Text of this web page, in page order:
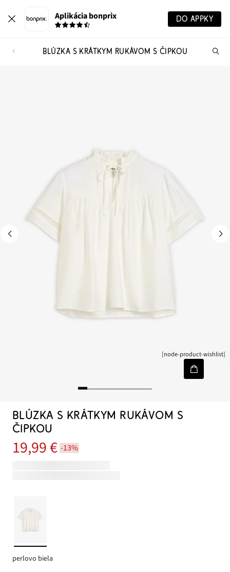
Aplikácia bonprix DO APPKY
BLÚZKA S KRÁTKYM RUKÁVOM S ČIPKOU
[node-product-wishlist]
BLÚZKA S KRÁTKYM RUKÁVOM S
ČIPKOU
19,99 € -13%
perlovo biela